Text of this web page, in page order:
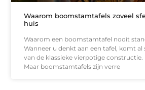
Waarom boomstamtafels zoveel
huis
Waarom een boomstamtafel nooit
Wanneer u denkt aan een tafel, komt al
van de klassieke vierpotige constructie.
Maar boomstamtafels zijn verre